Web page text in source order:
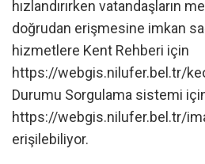
hızlandırırken vatandaşların
doğrudan erişmesine imkan
hizmetlere Kent Rehberi için
https://webgis.nilufer.bel.tr/
Durumu Sorgulama sistemi
https://webgis.nilufer.bel.tr/
erişilebiliyor.